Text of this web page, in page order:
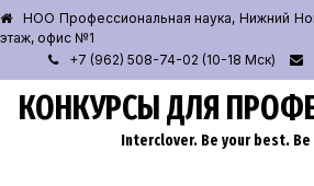
НОО Профессиональная наука, Нижний
этаж, офис №1
+7 (962) 508-74-02 (10-18 Мск)
КОНКУРСЫ ДЛЯ
Interclover. Be your best.